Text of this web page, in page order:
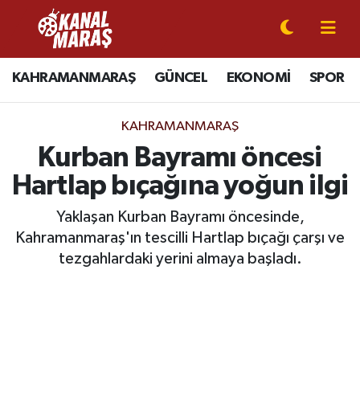
KAHRAMANMARAŞ GÜNCEL EKONOMİ SPOR
KAHRAMANMARAŞ
Kurban Bayramı öncesi
Hartlap bıçağına yoğun ilgi
Yaklaşan Kurban Bayramı öncesinde,
Kahramanmaraş'ın tescilli Hartlap bıçağı çarşı ve
tezgahlardaki yerini almaya başladı.
CANLI YAYIN
KAHRAMANMARAŞ
SPOR
SİYASET
EKONOMİ
Kahramanmaraş Nöbetçi Eczaneler
Kahramanmaraş Hava Durumu
Kahramanmaraş Trafik Yoğunluk Haritası
Süper Lig Puan Durumu ve Fikstür
Tüm Manşetler